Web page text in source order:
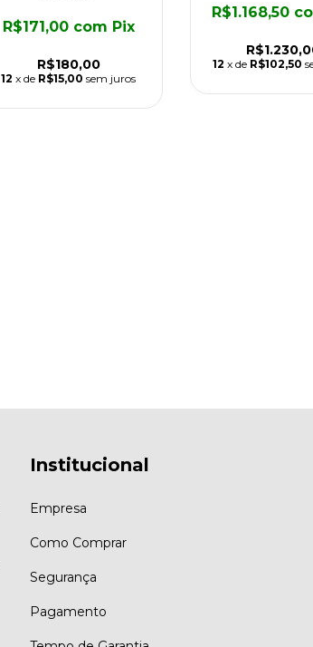
R$180,00
R$171,00 com Pix
12 x de R$15,00 sem juros
R$1.168,50
12 x de R$102,50
Institucional
Empresa
Como Comprar
Segurança
Pagamento